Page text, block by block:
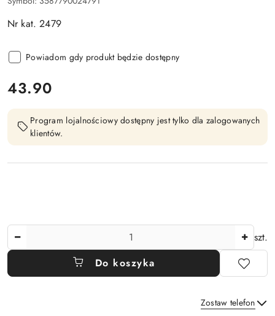
Nr kat. 2479
Powiadom gdy produkt będzie dostępny
cena:
43.90
Program lojalnościowy dostępny jest tylko dla zalogowanych
klientów.
szt.
Do koszyka
Zostaw telefon